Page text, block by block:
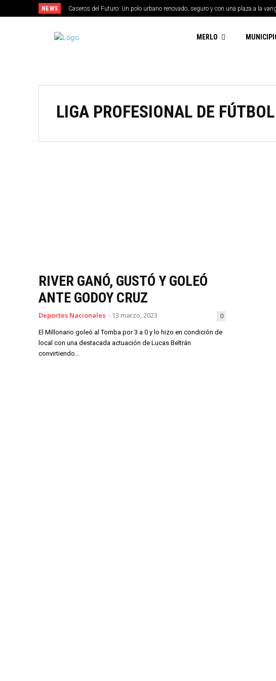
NEWS Caseros del Futuro: Un polo urbano renovado, seguro y con una plaza a la
MERLO
LIGA PROFESIONAL DE FÚTBOL
RIVER GANÓ, GUSTÓ Y GOLEÓ
ANTE GODOY CRUZ
Deportes Nacionales 13 marzo, 2023 0
El Millonario goleó al Tomba por 3 a 0 y lo hizo en condición de
local con una destacada actuación de Lucas Beltrán
convirtiendo...